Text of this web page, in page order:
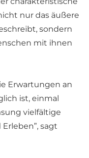
nur das äußere
sondern
mit ihnen
Erwartungen an
ist, einmal
vielfältige
sagt